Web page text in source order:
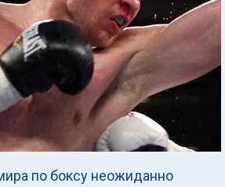
по боксу неожиданно